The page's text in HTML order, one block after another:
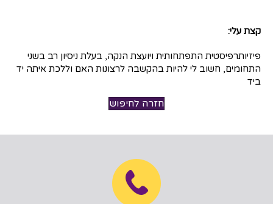
קצת עלי:
פיזיותרפיסטית התפתחותית ויועצת הנקה, בעלת ניסיון רב בשני
התחומים, חשוב לי להיות בהקשבה לרצונות האם וללכת איתה יד
ביד
חזרה לחיפוש